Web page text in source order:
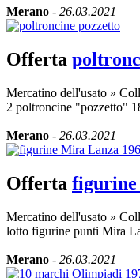
Merano - 26.03.2021
Offerta
Mercatino dell'usato »
2 poltroncine "pozzetto"
Merano - 26.03.2021
Offerta figurine
Mercatino dell'usato »
lotto figurine punti Mira
Merano - 26.03.2021